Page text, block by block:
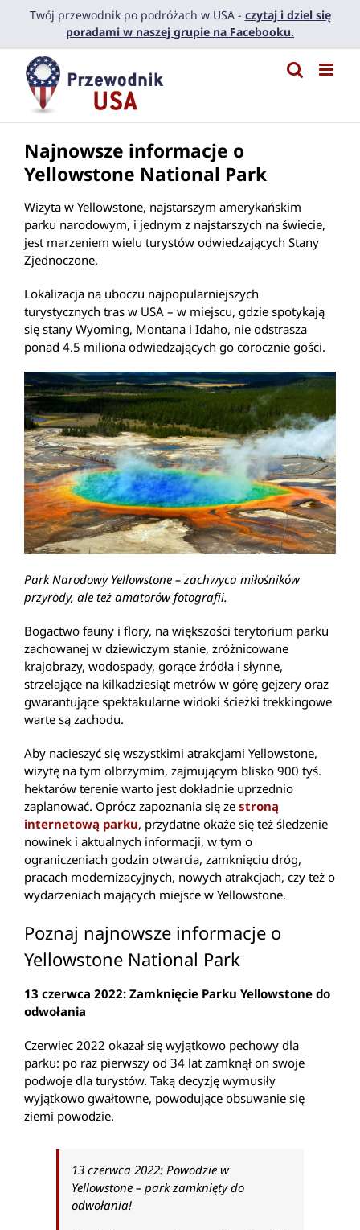
PrzejdźTwój przewodnik po podróżach w USA - czytaj i dziel się
poradami w naszej grupie na Facebooku.
Najnowsze informacje o
Yellowstone National Park
Wizyta w Yellowstone, najstarszym amerykańskim
parku narodowym, i jednym z najstarszych na świecie,
jest marzeniem wielu turystów odwiedzających Stany
Zjednoczone.
Lokalizacja na uboczu najpopularniejszych
turystycznych tras w USA – w miejscu, gdzie spotykają
się stany Wyoming, Montana i Idaho, nie odstrasza
ponad 4.5 miliona odwiedzających go corocznie gości.
Park Narodowy Yellowstone – zachwyca miłośników
przyrody, ale też amatorów fotografii.
Bogactwo fauny i flory, na większości terytorium parku
zachowanej w dziewiczym stanie, zróżnicowane
krajobrazy, wodospady, gorące źródła i słynne,
strzelające na kilkadziesiąt metrów w górę gejzery oraz
gwarantujące spektakularne widoki ścieżki trekkingowe
warte są zachodu.
Aby nacieszyć się wszystkimi atrakcjami Yellowstone,
wizytę na tym olbrzymim, zajmującym blisko 900 tyś.
hektarów terenie warto jest dokładnie uprzednio
zaplanować. Oprócz zapoznania się ze stroną
internetową parku, przydatne okaże się też śledzenie
nowinek i aktualnych informacji, w tym o
ograniczeniach godzin otwarcia, zamknięciu dróg,
pracach modernizacyjnych, nowych atrakcjach, czy też o
wydarzeniach mających miejsce w Yellowstone.
Poznaj najnowsze informacje o
Yellowstone National Park
13 czerwca 2022: Zamknięcie Parku Yellowstone do
odwołania
Czerwiec 2022 okazał się wyjątkowo pechowy dla
parku: po raz pierwszy od 34 lat zamknął on swoje
podwoje dla turystów. Taką decyzję wymusiły
wyjątkowo gwałtowne, powodujące obsuwanie się
ziemi powodzie.
13 czerwca 2022: Powodzie w
Yellowstone – park zamknięty do
odwołania!